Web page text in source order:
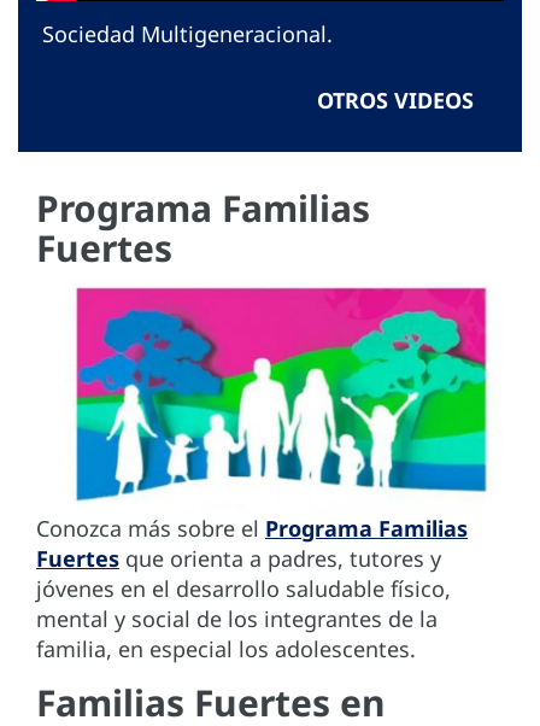
Sociedad Multigeneracional.
OTROS VIDEOS
Programa Familias
Fuertes
Conozca más sobre el Programa Familias
Fuertes que orienta a padres, tutores y
jóvenes en el desarrollo saludable físico,
mental y social de los integrantes de la
familia, en especial los adolescentes.
Familias Fuertes en